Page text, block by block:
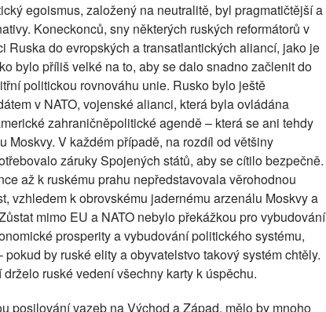
egoismus, založený na neutralitě, byl pragmatičtější a
Koneckonců, sny některých ruských reformátorů v
Ruska do evropských a transatlantických aliancí, jako je
bylo příliš velké na to, aby se dalo snadno začlenit do
politickou rovnováhu unie. Rusko bylo ještě
v NATO, vojenské alianci, která byla ovládána
zahraničněpolitické agendě – která se ani tehdy
Moskvy. V každém případě, na rozdíl od většiny
záruky Spojených států, aby se cítilo bezpečně.
až k ruskému prahu nepředstavovala věrohodnou
vzhledem k obrovskému jadernému arzenálu Moskvy a
mimo EU a NATO nebylo překážkou pro vybudování
prosperity a vybudování politického systému,
by ruské elity a obyvatelstvo takový systém chtěly.
ruské vedení všechny karty k úspěchu.
posilování vazeb na Východ a Západ, mělo by mnoho